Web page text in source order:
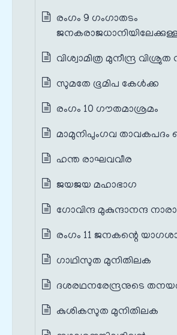
രംഗം 9 ഗംഗാതടം
ജനകരാജധാനിയിലേക്കുള്ള
വിശ്വാമിത്ര മുനീന്ദ്ര വിശ്രുത
സുമതേ ഭൂമിപ കേള്‍ക്ക
രംഗം 10 ഗൗതമാശ്രമം
മാമുനിപുംഗവ താവകപദം
ഹന്ത രാഘവവീര
ജയജയ മഹാഭാഗ
ഗോവിന്ദ മുകുന്ദാനന്ദ
രംഗം 11 ജനകന്റെ
ഗാഥിസുത മുനിതിലക
ദശരഥനരേന്ദ്രനുടെ
കുശികസുത മുനിതിലക